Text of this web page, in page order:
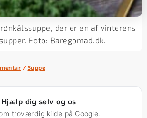
der er en af vinterens
Foto: Baregomad.dk.
/ Suppe
Hjælp dig selv og os
troværdig kilde på Google.